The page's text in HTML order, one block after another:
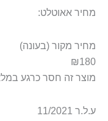
מחיר אאוטלט:
מחיר מקור (בעונה)
₪180
מוצר זה חסר כרגע
ע.ל.ר 11/2021